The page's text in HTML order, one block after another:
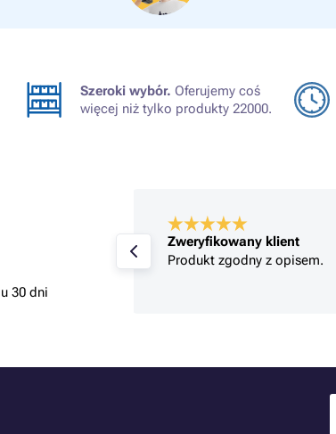
Szeroki wybór. Oferujemy coś
więcej niż tylko produkty 22000.
30 dni
Zweryfikowany klient
Produkt zgodny z opisem.